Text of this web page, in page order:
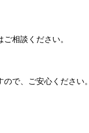
相談ください。
で、ご安心ください。